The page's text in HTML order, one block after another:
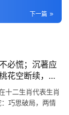
下一篇
必慌；沉著应
花空断续，别
实
十二生肖代表生肖
巧思破局，两情